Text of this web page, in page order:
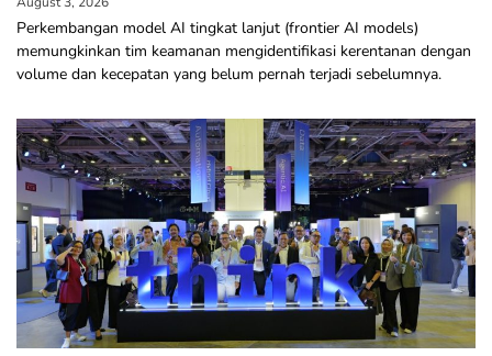
Perkembangan model AI tingkat lanjut (frontier AI models)
memungkinkan tim keamanan mengidentifikasi kerentanan dengan
volume dan kecepatan yang belum pernah terjadi sebelumnya.